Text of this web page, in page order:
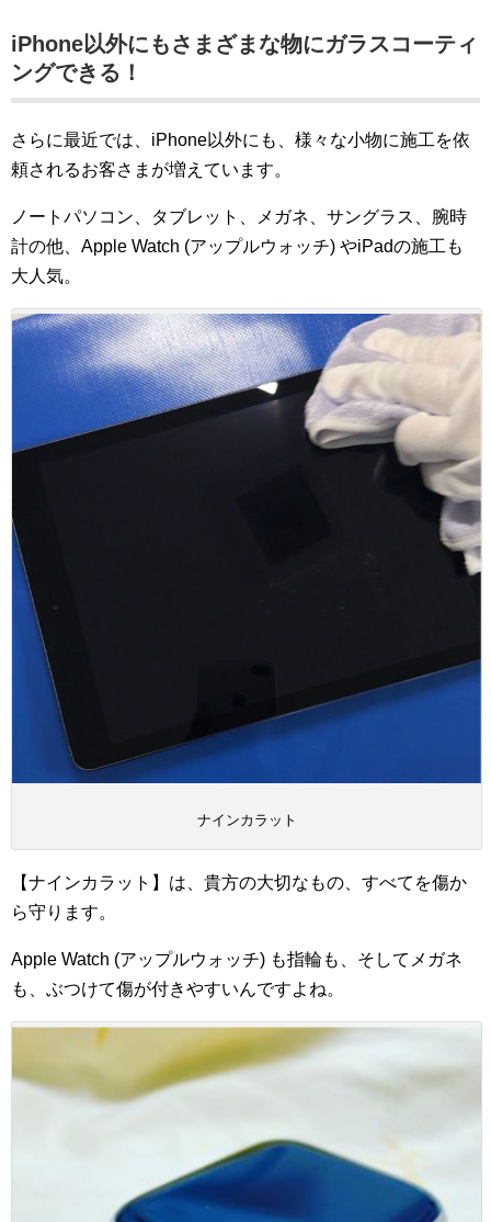
iPhone以外にもさまざまな物にガラスコーティ
ングできる！
さらに最近では、iPhone以外にも、様々な小物に施工を依
頼されるお客さまが増えています。
ノートパソコン、タブレット、メガネ、サングラス、腕時
計の他、Apple Watch (アップルウォッチ) やiPadの施工も
大人気。
ナインカラット
【ナインカラット】は、貴方の大切なもの、すべてを傷か
ら守ります。
Apple Watch (アップルウォッチ) も指輪も、そしてメガネ
も、ぶつけて傷が付きやすいんですよね。